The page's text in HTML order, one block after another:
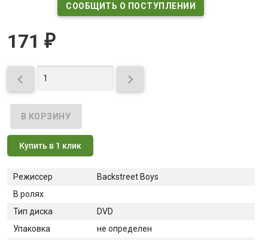
СООБЩИТЬ О ПОСТУПЛЕНИИ
171 ₽
 
Купить в 1 клик
Режиссер
Backstreet Boys
В ролях
Тип диска
DVD
Упаковка
не определен